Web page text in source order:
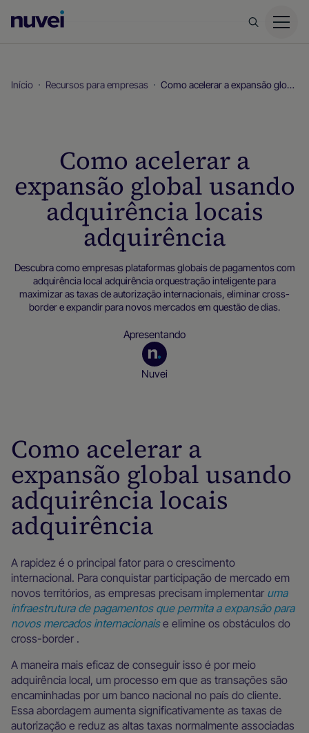
inicial
Início Recursos para empresas Como acelerar a expansão global usando adquirência locais adquirência
Como acelerar a
expansão global usando
adquirência locais
adquirência
Descubra como empresas plataformas globais de pagamentos com
adquirência local adquirência orquestração inteligente para
maximizar as taxas de autorização internacionais, eliminar cross-
border e expandir para novos mercados em questão de dias.
Apresentando
Nuvei
Como acelerar a
expansão global usando
adquirência locais
adquirência
A rapidez é o principal fator para o crescimento
internacional. Para conquistar participação de mercado em
novos territórios, as empresas precisam implementar uma
infraestrutura de pagamentos que permita a expansão para
novos mercados internacionaise elimine os obstáculos do
cross-border .
A maneira mais eficaz de conseguir isso é por meio
adquirência local, um processo em que as transações são
encaminhadas por um banco nacional no país do cliente.
Essa abordagem aumenta significativamente as taxas de
autorização e reduz as altas taxas normalmente associadas